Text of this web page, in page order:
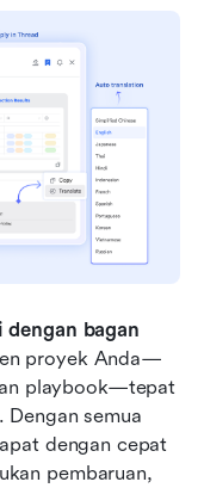
dengan bagan
proyek Anda—
playbook—tepat
semua
dengan cepat
pembaruan,